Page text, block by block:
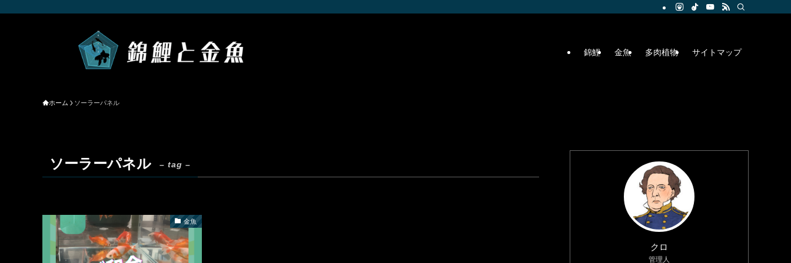
錦鯉 金魚 多肉植物 サイトマップ
ホーム ソーラーパネル
ソーラーパネル – tag –
金魚
クロ
管理人